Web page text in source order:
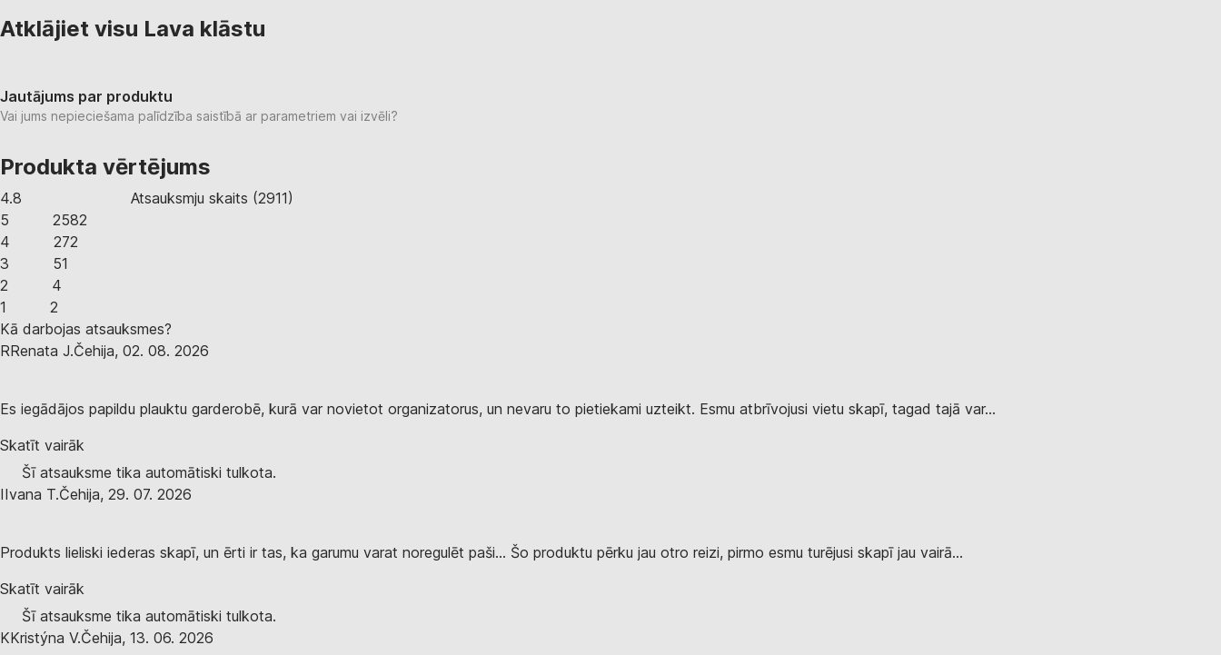
Atklājiet visu Lava klāstu
Jautājums par produktu
Vai jums nepieciešama palīdzība saistībā ar parametriem vai izvēli?
Produkta vērtējums
4.8 Atsauksmju skaits (2911)
5
2582
4
272
3
51
2
4
1
2
Kā darbojas atsauksmes?
RRenata J.Čehija, 02. 08. 2026
Es iegādājos papildu plauktu garderobē, kurā var novietot organizatorus, un nevaru to pietiekami uzteikt. Esmu atbrīvojusi vietu skapī, tagad tajā var...
Skatīt vairāk
Šī atsauksme tika automātiski tulkota.
IIvana T.Čehija, 29. 07. 2026
Produkts lieliski iederas skapī, un ērti ir tas, ka garumu varat noregulēt paši… Šo produktu pērku jau otro reizi, pirmo esmu turējusi skapī jau vairā...
Skatīt vairāk
Šī atsauksme tika automātiski tulkota.
KKristýna V.Čehija, 13. 06. 2026